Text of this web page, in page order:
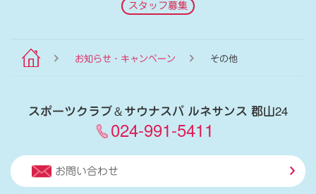
スタッフ募集
お知らせ・キャンペーン その他
スポーツクラブ＆サウナスパ ルネサンス 郡山24
024-991-5411
お問い合わせ